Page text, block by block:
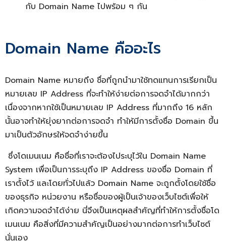
กับ Domain Name ไปพร้อม ๆ กัน
Domain Name คืออะไร
Domain Name หมายถึง ชื่อที่ถูกนำมาใช้ทดแทนการเรียกเป็น
หมายเลข IP Address ที่จะทำให้ง่ายต่อการจดจำได้มากกว่า
เนื่องจากหากใช้เป็นหมายเลข IP Address ที่มากถึง 16 หลัก
นั้นอาจทำให้ยุ่งยากต่อการจดจำ ทำให้มีการตั้งชื่อ Domain ขึ้น
มาเป็นตัวอักษรให้จดจำง่ายขึ้น
ซึ่งโดเมนเนม คือชื่อที่เราจะต้องไประบุไว้ใน Domain Name
System เพื่อเป็นการระบุถึง IP Address ของชื่อ Domain ที่
เราตั้งไว้ และโดยทั่วไปแล้ว Domain Name จะถูกตั้งโดยใช้ชื่อ
ของธุรกิจ หน่วยงาน หรือชื่อของผู้เป็นเจ้าของเว็บไซต์เพื่อให้
เกิดความจดจำได้ง่าย นี่จึงเป็นเหตุผลสำคัญที่ทำให้การตั้งชื่อโด
เมนเนม คือสิ่งที่มีความสำคัญเป็นอย่างมากต่อการทำเว็บไซต์
นั่นเอง